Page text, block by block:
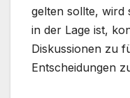
gelten sollte, wird
in der Lage ist,
Diskussionen zu
Entscheidungen